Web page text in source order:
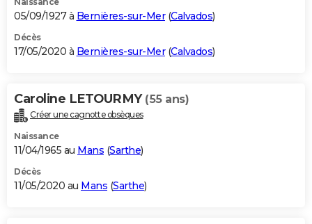
05/09/1927 à Bernières-sur-Mer(Calvados)
Décès
17/05/2020 à Bernières-sur-Mer(Calvados)
Caroline LETOURMY (55 ans)
Créer une cagnotte obsèques
Naissance
11/04/1965 au Mans (Sarthe)
Décès
11/05/2020 au Mans (Sarthe)